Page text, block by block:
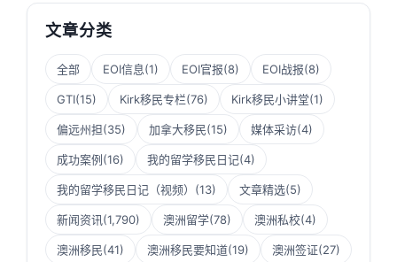
文章分类
全部 EOI信息(1) EOI官报(8) EOI战报(8)
GTI(15) Kirk移民专栏(76) Kirk移民小讲堂(1)
偏远州担(35) 加拿大移民(15) 媒体采访(4)
成功案例(16) 我的留学移民日记(4)
我的留学移民日记（视频） (13) 文章精选(5)
新闻资讯(1,790) 澳洲留学(78) 澳洲私校(4)
澳洲移民(41) 澳洲移民要知道(19) 澳洲签证(27)